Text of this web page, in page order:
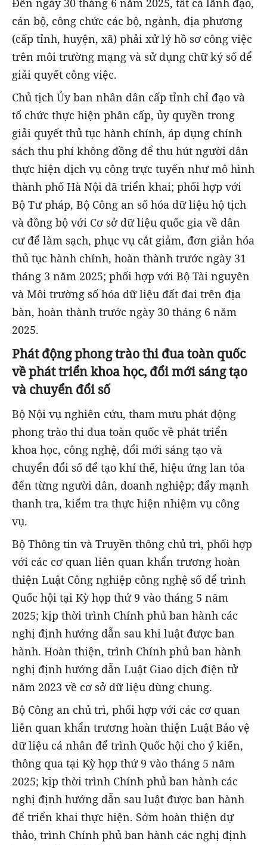
cán bộ, công chức các bộ, ngành, địa phương
(cấp tỉnh, huyện, xã) phải xử lý hồ sơ công việc
trên môi trường mạng và sử dụng chữ ký số để
giải quyết công việc.
Chủ tịch Ủy ban nhân dân cấp tỉnh chỉ đạo và
tổ chức thực hiện phân cấp, ủy quyền trong
giải quyết thủ tục hành chính, áp dụng chính
sách thu phí không đồng để thu hút người dân
thực hiện dịch vụ công trực tuyến như mô hình
thành phố Hà Nội đã triển khai; phối hợp với
Bộ Tư pháp, Bộ Công an số hóa dữ liệu hộ tịch
và đồng bộ với Cơ sở dữ liệu quốc gia về dân
cư để làm sạch, phục vụ cắt giảm, đơn giản hóa
thủ tục hành chính, hoàn thành trước ngày 31
tháng 3 năm 2025; phối hợp với Bộ Tài nguyên
và Môi trường số hóa dữ liệu đất đai trên địa
bàn, hoàn thành trước ngày 30 tháng 6 năm
2025.
Phát động phong trào thi đua toàn quốc
về phát triển khoa học, đổi mới sáng tạo
và chuyển đổi số
Bộ Nội vụ nghiên cứu, tham mưu phát động
phong trào thi đua toàn quốc về phát triển
khoa học, công nghệ, đổi mới sáng tạo và
chuyển đổi số để tạo khí thế, hiệu ứng lan tỏa
đến từng người dân, doanh nghiệp; đẩy mạnh
thanh tra, kiểm tra thực hiện nhiệm vụ công
vụ.
Bộ Thông tin và Truyền thông chủ trì, phối hợp
với các cơ quan liên quan khẩn trương hoàn
thiện Luật Công nghiệp công nghệ số để trình
Quốc hội tại Kỳ họp thứ 9 vào tháng 5 năm
2025; kịp thời trình Chính phủ ban hành các
nghị định hướng dẫn sau khi luật được ban
hành. Hoàn thiện, trình Chính phủ ban hành
nghị định hướng dẫn Luật Giao dịch điện tử
năm 2023 về cơ sở dữ liệu dùng chung.
Bộ Công an chủ trì, phối hợp với các cơ quan
liên quan khẩn trương hoàn thiện Luật Bảo vệ
dữ liệu cá nhân để trình Quốc hội cho ý kiến,
thông qua tại Kỳ họp thứ 9 vào tháng 5 năm
2025; kịp thời trình Chính phủ ban hành các
nghị định hướng dẫn sau luật được ban hành
để triển khai thực hiện. Sớm hoàn thiện dự
thảo, trình Chính phủ ban hành các nghị định